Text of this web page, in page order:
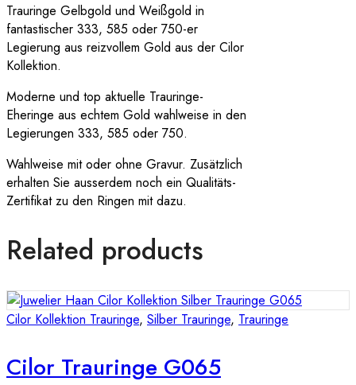
Trauringe Gelbgold und Weißgold in
fantastischer 333, 585 oder 750-er
Legierung aus reizvollem Gold aus der Cilor
Kollektion.
Moderne und top aktuelle Trauringe-
Eheringe aus echtem Gold wahlweise in den
Legierungen 333, 585 oder 750.
Wahlweise mit oder ohne Gravur. Zusätzlich
erhalten Sie ausserdem noch ein Qualitäts-
Zertifikat zu den Ringen mit dazu.
Related products
Cilor Kollektion Trauringe, Silber Trauringe, Trauringe
Cilor Trauringe G065